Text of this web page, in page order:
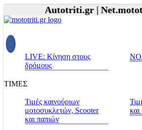
Autotriti.gr |
LIVE: Κίνηση στους
δρόμους
ΤΙΜΕΣ
Τιμές καινούριων
μοτοσυκλετών, Scooter
και παπιών